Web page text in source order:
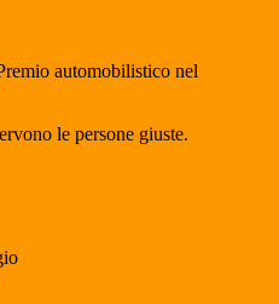
automobilistico nel
le persone giuste.